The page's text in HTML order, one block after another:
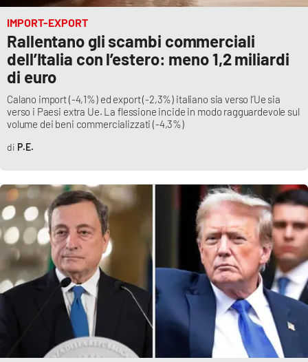
IMPORT-EXPORT
Rallentano gli scambi commerciali
dell’Italia con l’estero: meno 1,2 miliardi
di euro
Calano import (-4,1%) ed export (-2,3%) italiano sia verso l’Ue sia
verso i Paesi extra Ue. La flessione incide in modo ragguardevole sul
volume dei beni commercializzati (-4,3%)
P.E.